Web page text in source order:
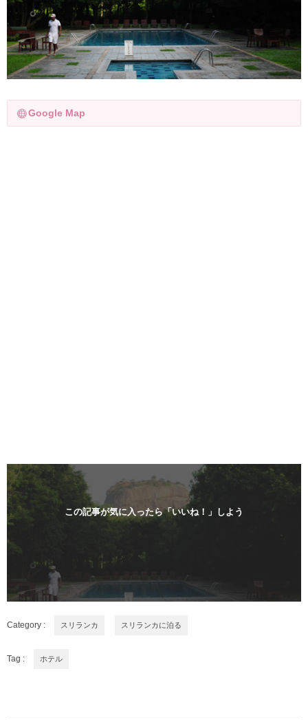
Google Map
この記事が気に入ったら「いいね！」しよう
Category : スリランカ スリランカに泊る
Tag : ホテル